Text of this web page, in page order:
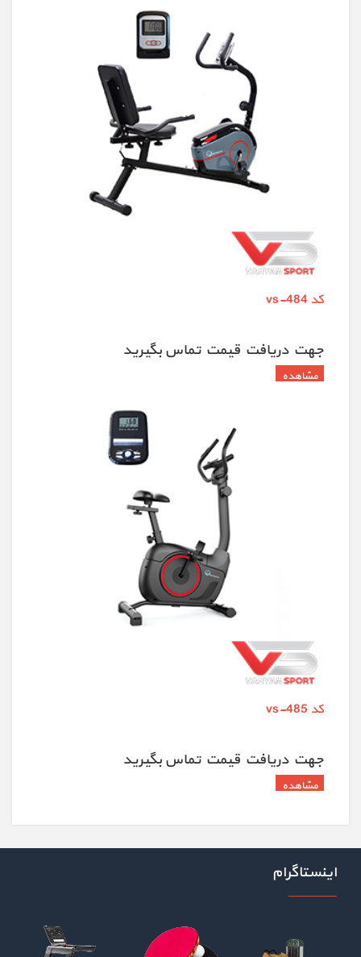
کد vs-484
جهت دريافت قيمت تماس بگيريد
کد vs-485
جهت دريافت قيمت تماس بگيريد
اینستاگرام